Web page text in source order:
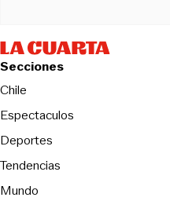
Secciones
Chile
Espectaculos
Deportes
Tendencias
Mundo